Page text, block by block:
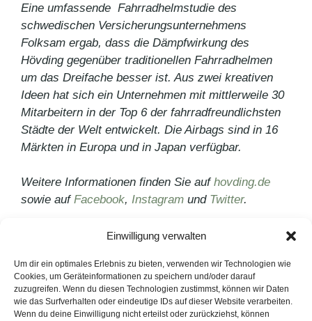
Einwilligung verwalten
Um dir ein optimales Erlebnis zu bieten, verwenden wir Technologien wie
Cookies, um Geräteinformationen zu speichern und/oder darauf
zuzugreifen. Wenn du diesen Technologien zustimmst, können wir Daten
wie das Surfverhalten oder eindeutige IDs auf dieser Website verarbeiten.
Wenn du deine Einwilligung nicht erteilst oder zurückziehst, können
Eine umfassende Fahrradhelmstudie des
schwedischen Versicherungsunternehmens
Folksam ergab, dass die Dämpfwirkung des
Hövding gegenüber traditionellen Fahrradhelmen
um das Dreifache besser ist. Aus zwei kreativen
Ideen hat sich ein Unternehmen mit mittlerweile 30
Mitarbeitern in der Top 6 der fahrradfreundlichsten
Städte der Welt entwickelt. Die Airbags sind in 16
Märkten in Europa und in Japan verfügbar.
Weitere Informationen finden Sie auf hovding.de
sowie auf Facebook, Instagram und Twitter.
Pressemitteilungen
Schlagwörter
Hövding 3
Wie geht Kundenbindung heute?
Wie funktioniert Virales Marketing?